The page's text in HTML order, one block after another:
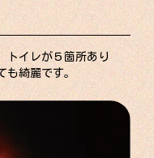
トイレが５箇所あり
も綺麗です。